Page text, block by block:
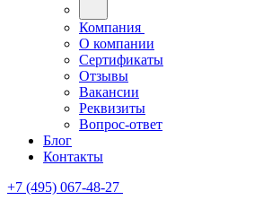
Компания
О компании
Сертификаты
Отзывы
Вакансии
Реквизиты
Вопрос-ответ
Блог
Контакты
+7 (495) 067-48-27